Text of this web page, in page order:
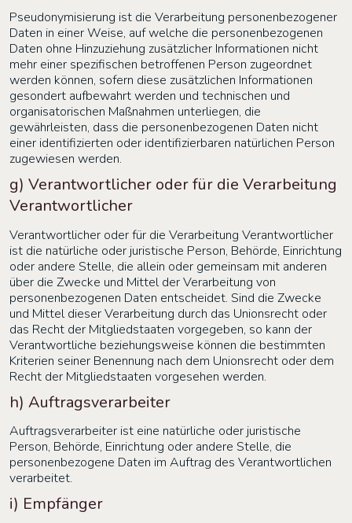
Pseudonymisierung ist die Verarbeitung personenbezogener
Daten in einer Weise, auf welche die personenbezogenen
Daten ohne Hinzuziehung zusätzlicher Informationen nicht
mehr einer spezifischen betroffenen Person zugeordnet
werden können, sofern diese zusätzlichen Informationen
gesondert aufbewahrt werden und technischen und
organisatorischen Maßnahmen unterliegen, die
gewährleisten, dass die personenbezogenen Daten nicht
einer identifizierten oder identifizierbaren natürlichen Person
zugewiesen werden.
g) Verantwortlicher oder für die Verarbeitung
Verantwortlicher
Verantwortlicher oder für die Verarbeitung Verantwortlicher
ist die natürliche oder juristische Person, Behörde, Einrichtung
oder andere Stelle, die allein oder gemeinsam mit anderen
über die Zwecke und Mittel der Verarbeitung von
personenbezogenen Daten entscheidet. Sind die Zwecke
und Mittel dieser Verarbeitung durch das Unionsrecht oder
das Recht der Mitgliedstaaten vorgegeben, so kann der
Verantwortliche beziehungsweise können die bestimmten
Kriterien seiner Benennung nach dem Unionsrecht oder dem
Recht der Mitgliedstaaten vorgesehen werden.
h) Auftragsverarbeiter
Auftragsverarbeiter ist eine natürliche oder juristische
Person, Behörde, Einrichtung oder andere Stelle, die
personenbezogene Daten im Auftrag des Verantwortlichen
verarbeitet.
i) Empfänger